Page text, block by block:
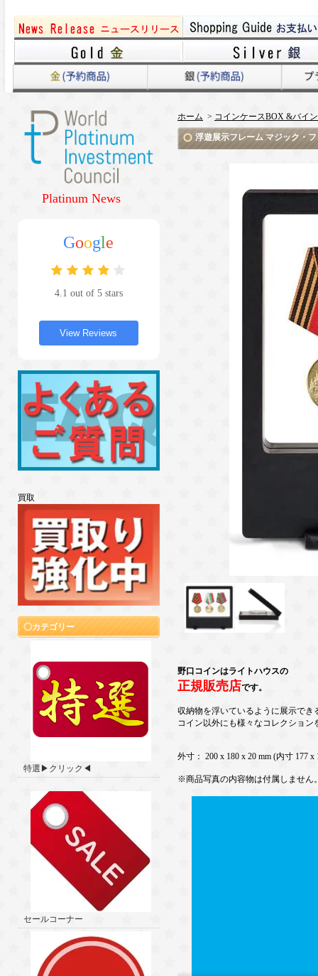
Platinum News
Google
4.1 out of 5 stars
View Reviews
買取
カテゴリー
特選▶クリック◀
セールコーナー
ホーム > コインケースBOX &バイ
浮遊展示フレーム マジック・
野口コインはライトハウスの
正規販売店です。
収納物を浮いているように展示でき
コイン以外にも様々なコレクション
外寸： 200 x 180 x 20 mm (内寸 177 x
※商品写真の内容物は付属しません